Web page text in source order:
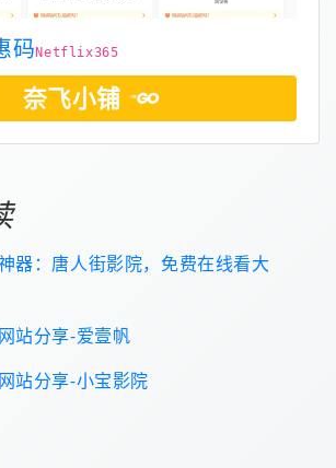
码Netflix365
奈飞小铺
器：唐人街影院，免费在线看大
站分享-爱壹帆
站分享-小宝影院